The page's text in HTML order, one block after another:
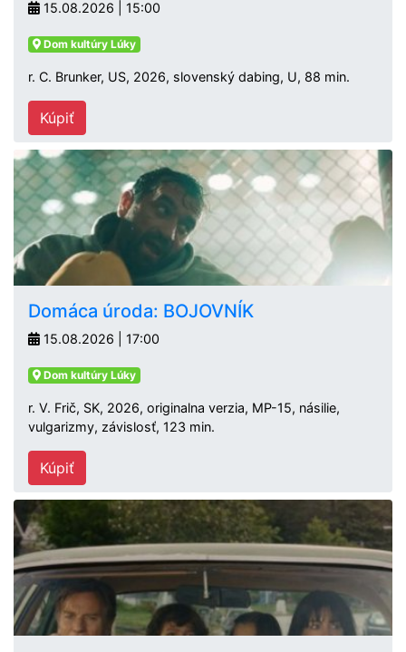
15.08.2026 | 15:00
Dom kultúry Lúky
r. C. Brunker, US, 2026, slovenský dabing, U, 88 min.
Kúpiť
Domáca úroda: BOJOVNÍK
15.08.2026 | 17:00
Dom kultúry Lúky
r. V. Frič, SK, 2026, originalna verzia, MP-15, násilie,
vulgarizmy, závislosť, 123 min.
Kúpiť